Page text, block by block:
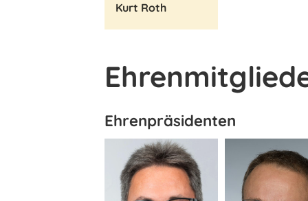
Kurt Roth
Ehrenpräsidenten